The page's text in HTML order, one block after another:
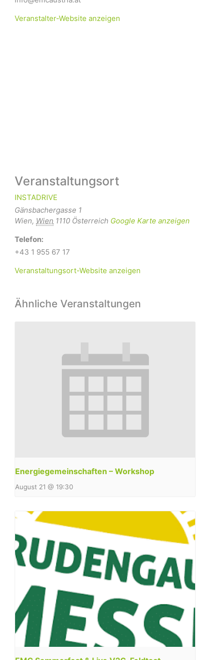
Veranstalter-Website anzeigen
Veranstaltungsort
INSTADRIVE
Gänsbachergasse 1
Wien, Wien 1110 Österreich Google Karte anzeigen
Telefon:
+43 1 955 67 17
Veranstaltungsort-Website anzeigen
Ähnliche Veranstaltungen
Energiegemeinschaften – Workshop
August 21 @ 19:30